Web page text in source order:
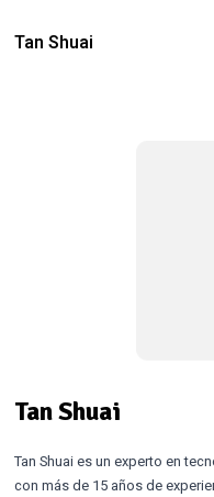
Tan Shuai
Tan Shuai
Tan Shuai es un experto en
con más de 15 años de